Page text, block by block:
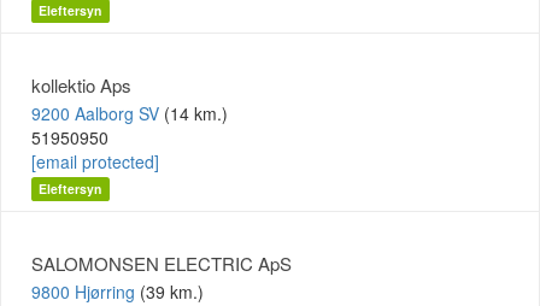
Eleftersyn
kollektio Aps
9200 Aalborg SV (14 km.)
51950950
[email protected]
Eleftersyn
SALOMONSEN ELECTRIC ApS
9800 Hjørring (39 km.)